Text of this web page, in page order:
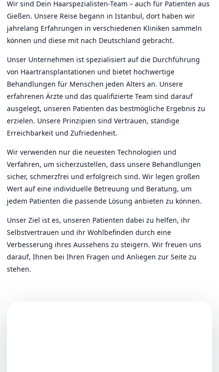
Wir sind Dein Haarspezialisten-Team – auch für Patienten aus
Gießen. Unsere Reise begann in Istanbul, dort haben wir
jahrelang Erfahrungen in verschiedenen Kliniken sammeln
können und diese mit nach Deutschland gebracht.
Unser Unternehmen ist spezialisiert auf die Durchführung
von Haartransplantationen und bietet hochwertige
Behandlungen für Menschen jeden Alters an. Unsere
erfahrenen Ärzte und das qualifizierte Team sind darauf
ausgelegt, unseren Patienten das bestmögliche Ergebnis zu
erzielen. Unsere Prinzipien sind Vertrauen, ständige
Erreichbarkeit und Zufriedenheit.
Wir verwenden nur die neuesten Technologien und
Verfahren, um sicherzustellen, dass unsere Behandlungen
sicher, schmerzfrei und erfolgreich sind. Wir legen großen
Wert auf eine individuelle Betreuung und Beratung, um
jedem Patienten die passende Lösung anbieten zu können.
Unser Ziel ist es, unseren Patienten dabei zu helfen, ihr
Selbstvertrauen und ihr Wohlbefinden durch eine
Verbesserung ihres Aussehens zu steigern. Wir freuen uns
darauf, Ihnen bei Ihren Fragen und Anliegen zur Seite zu
stehen.